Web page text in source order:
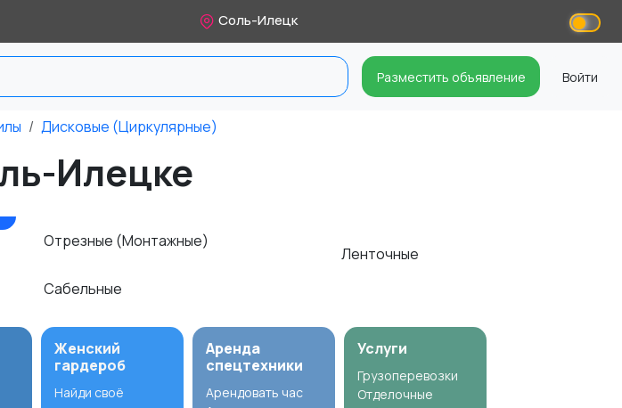
Соль-Илецк
Разместить объявление Войти
Дисковые (Циркулярные)
Илецке
Отрезные (Монтажные)
Сабельные
Ленточные
Женский
гардероб
Найди своё
Аренда
спецтехники
Арендовать час
Услуги
Грузоперевозки
Отделочные